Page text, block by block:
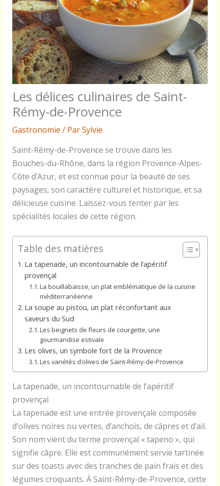
Les délices culinaires de Saint-
Rémy-de-Provence
Gastronomie / ParSylvie
Saint-Rémy-de-Provence se trouve dans les
Bouches-du-Rhône, dans la région Provence-Alpes-
Côte d’Azur, et est connue pour la beauté de ses
paysages, son caractère culturel et historique, et sa
délicieuse cuisine. Laissez-vous tenter par les
spécialités locales de cette région.
Table des matières
La tapenade, un incontournable de l’apéritif
provençal
La bouillabaisse, un plat emblématique de la cuisine
méditerranéenne
La soupe au pistou, un plat réconfortant aux
saveurs du Sud
Les beignets de fleurs de courgette, une
gourmandise estivale
Les olives, un symbole fort de la Provence
Les variétés d’olives de Saint-Rémy-de-Provence
La tapenade, un incontournable de l’apéritif
provençal
La tapenade est une entrée provençale composée
d’olives noires ou vertes, d’anchois, de câpres et d’ail.
Son nom vient du terme provençal « tapeno », qui
signifie câpre. Elle est communément servie tartinée
sur des toasts avec des tranches de pain frais et des
légumes croquants. À Saint-Rémy-de-Provence, cette